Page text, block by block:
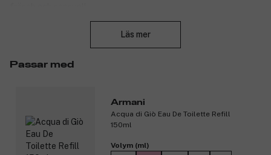
från marina toner. Världens mest sålda herrdoft.
Ge honom en lyxig present med Armani. Denna doft är den
Läs mer
Passar med
Armani
Acqua di Giò Eau De Toilette Refill
150ml
Volym (ml)